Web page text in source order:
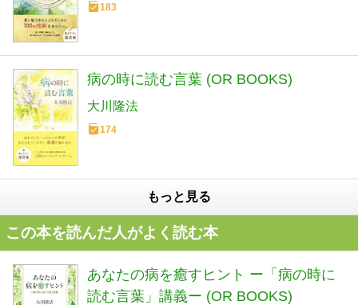
183
病の時に読む言葉 (OR BOOKS)
大川隆法
174
もっと見る
この本を読んだ人がよく読む本
あなたの病を癒すヒント ー「病の時に
読む言葉」講義ー (OR BOOKS)